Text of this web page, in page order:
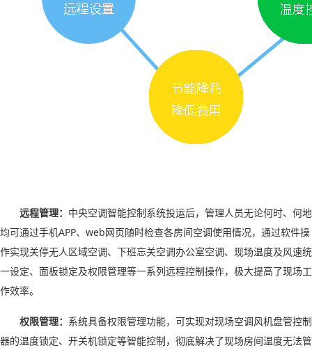
远程管理： 中央空调智能控制系统投运后，管理人员无论何时、何地
均可通过手机APP、 web网页随时检查各房间空调使用情况，通过软件操
作实现关停无人区域空调、下班忘关空调办公室空调、现场温度及风速统
一设定、面板锁定及权限管理等一系列远程控制操作，极大提高了现场工
作效率。
权限管理： 系统具备权限管理功能，可实现对现场空调风机盘管控制
器的温度锁定、开关机锁定等智能控制，彻底解决了现场房间温度无法管